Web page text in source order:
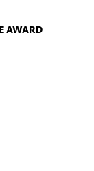
AWARD